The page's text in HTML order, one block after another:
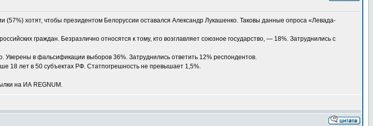
хотят, чтобы президентом Белоруссии оставался Александр Лукашенко. Таковы данные опроса «Левада-
граждан. Безразлично относятся к тому, кто возглавляет союзное государство, — 18%. Затруднились с
в фальсификации выборов 36%. Затруднились ответить 12% респондентов.
18 лет в 50 субъектах РФ. Статпогрешность не превышает 1,5%.
на ИА REGNUM.